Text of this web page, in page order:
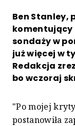
Ben Stanley,
sondaży w
już więcej w
Redakcja
bo wczoraj
"Po mojej
postanowiła